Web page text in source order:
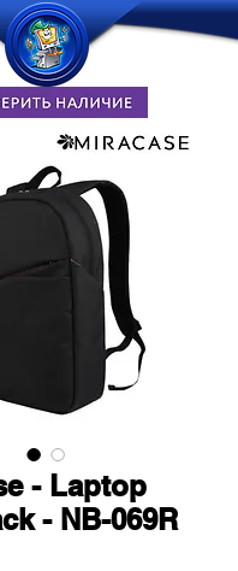
- Laptop
- NB-069R